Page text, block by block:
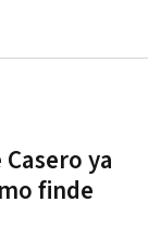
ya
finde